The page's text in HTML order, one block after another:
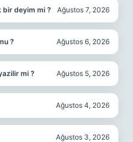
bir deyim mi ? Ağustos 7, 2026
? Ağustos 6, 2026
mi ? Ağustos 5, 2026
Ağustos 4, 2026
Ağustos 3, 2026